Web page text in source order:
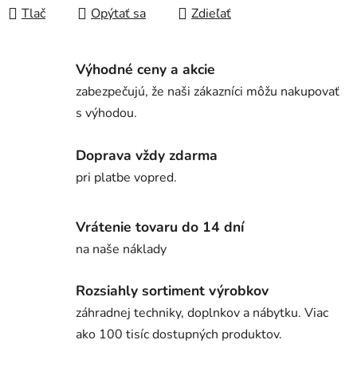
Tlač Opýtať sa Zdieľať
Výhodné ceny a akcie
zabezpečujú, že naši zákazníci môžu nakupovať
s výhodou.
Doprava vždy zdarma
pri platbe vopred.
Vrátenie tovaru do 14 dní
na naše náklady
Rozsiahly sortiment výrobkov
záhradnej techniky, doplnkov a nábytku. Viac
ako 100 tisíc dostupných produktov.